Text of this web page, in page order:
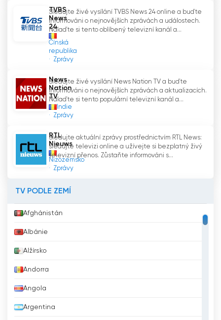
Závěrem lze říci, že "ProTV News" jsou hlavním
zpravodajským pořadem sledovaným v
Rumunsku a důvěryhodným zdrojem informací
pro miliony diváků. Díky týmu talentovaných
stále drží na špičce sledovanosti a poskytuje
svým divákům ty nejdůležitější a nejaktuálnější
informace v zemi i ve světě. Pokud chcete mít
přehled o nejnovějších zprávách, zveme vás ke
k návštěvě jejich oficiálních webových stránek
www.stirileprotv.ro.
TVBS
News
24
Čínská
republika
Zprávy
Sledujte živé vysílání TVBS News 24 online a buďte
informováni o nejnovějších zprávách a událostech.
Nalaďte si tento oblíbený televizní kanál a...
News
Nation
TV
Indie
Zprávy
Sledujte živé vysílání News Nation TV a buďte
informováni o nejnovějších zprávách a aktualizacích.
Nalaďte si tento populární televizní kanál a...
RTL
Nieuws
Nizozemsko
Zprávy
Sledujte aktuální zprávy prostřednictvím RTL News:
sledujte televizi online a užívejte si bezplatný živý
televizní přenos. Zůstaňte informováni s...
TV PODLE ZEMÍ
Afghánistán
Albánie
Alžírsko
Andorra
Angola
Argentina